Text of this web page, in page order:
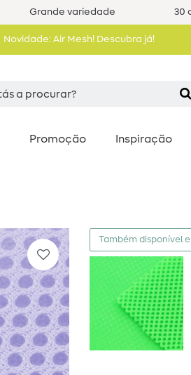
Grande variedade 30
Novidade: Air Mesh! Descubra já!
Promoção Inspiração
Também disponível